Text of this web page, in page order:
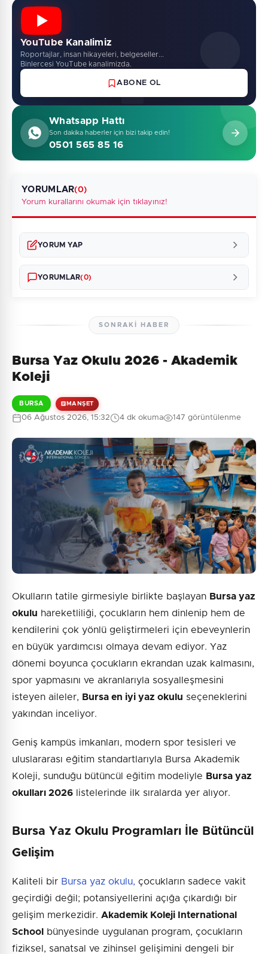
YouTube Kanalimiz
Roportajlar, insan hikayeleri, belgeseller...
Binlercesi YouTube kanalimizda.
ABONE OL
Whatsapp Hattı
Son dakika haberler için bizi takip edin!
0501 565 85 16
YORUMLAR(0)
Yorum kurallarını okumak için tıklayınız!
YORUM YAP
Güvenlik Sorusu:
4 + 4 = ?
Gönder
YORUMLAR(0)
Henüz yorum yapılmamış. İlk yorumu siz yapın!
SONRAKI HABER
Bursa Yaz Okulu 2026 - Akademik
Koleji
BURSA MANŞET
06 Ağustos 2026, 15:32 4 dk okuma 147 görüntülenme
Okulların tatile girmesiyle birlikte başlayan Bursa yaz
okulu hareketliliği, çocukların hem dinlenip hem de
kendilerini çok yönlü geliştirmeleri için ebeveynlerin
en büyük yardımcısı olmaya devam ediyor. Yaz
dönemi boyunca çocukların ekrandan uzak kalmasını,
spor yapmasını ve akranlarıyla sosyalleşmesini
isteyen aileler, Bursa en iyi yaz okulu seçeneklerini
yakından inceliyor.
Geniş kampüs imkanları, modern spor tesisleri ve
uluslararası eğitim standartlarıyla Bursa Akademik
Koleji, sunduğu bütüncül eğitim modeliyle Bursa yaz
okulları 2026 listelerinde ilk sıralarda yer alıyor.
Bursa Yaz Okulu Programları İle Bütüncül
Gelişim
Kaliteli bir Bursa yaz okulu, çocukların sadece vakit
geçirdiği değil; potansiyellerini açığa çıkardığı bir
gelişim merkezidir. Akademik Koleji International
School
bünyesinde uygulanan program, çocukların
fiziksel, sanatsal ve zihinsel gelişimini dengeli bir